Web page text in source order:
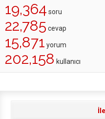
19,364 soru
22,785 cevap
15,871 yorum
202,158 kullanıcı